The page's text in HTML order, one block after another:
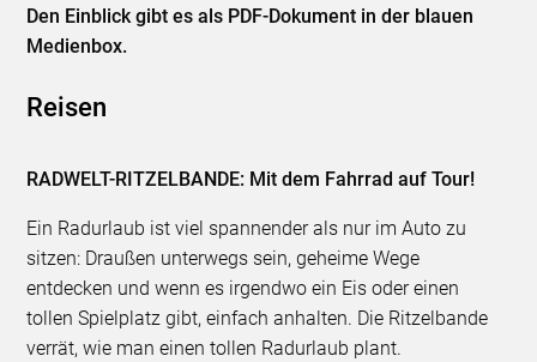
Den Einblick gibt es als PDF-Dokument in der blauen
Medienbox.
Reisen
RADWELT-RITZELBANDE: Mit dem Fahrrad auf Tour!
Ein Radurlaub ist viel spannender als nur im Auto zu
sitzen: Draußen unterwegs sein, geheime Wege
entdecken und wenn es irgendwo ein Eis oder einen
tollen Spielplatz gibt, einfach anhalten. Die Ritzelbande
verrät, wie man einen tollen Radurlaub plant.